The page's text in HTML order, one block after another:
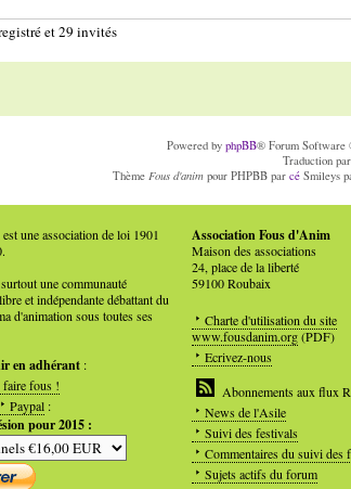
et 29 invités
Powered by phpBB® Forum Software
Traduction
ThèmeFous d'anim pour PHPBB parcé Smileys
est une association de loi 1901
une communauté
et indépendante débattant du
d'animation sous toutes ses
en adhérant:
fous !
Paypal:
pour 2015 :
Association Fous d'Anim
Maison des associations
24, place de la liberté
59100 Roubaix
Charte d'utilisation du site
www.fousdanim.org(PDF)
Ecrivez-nous
Abonnements aux flux
News de l'Asile
Suivi des festivals
Commentaires du suivi des
Sujets actifs du forum